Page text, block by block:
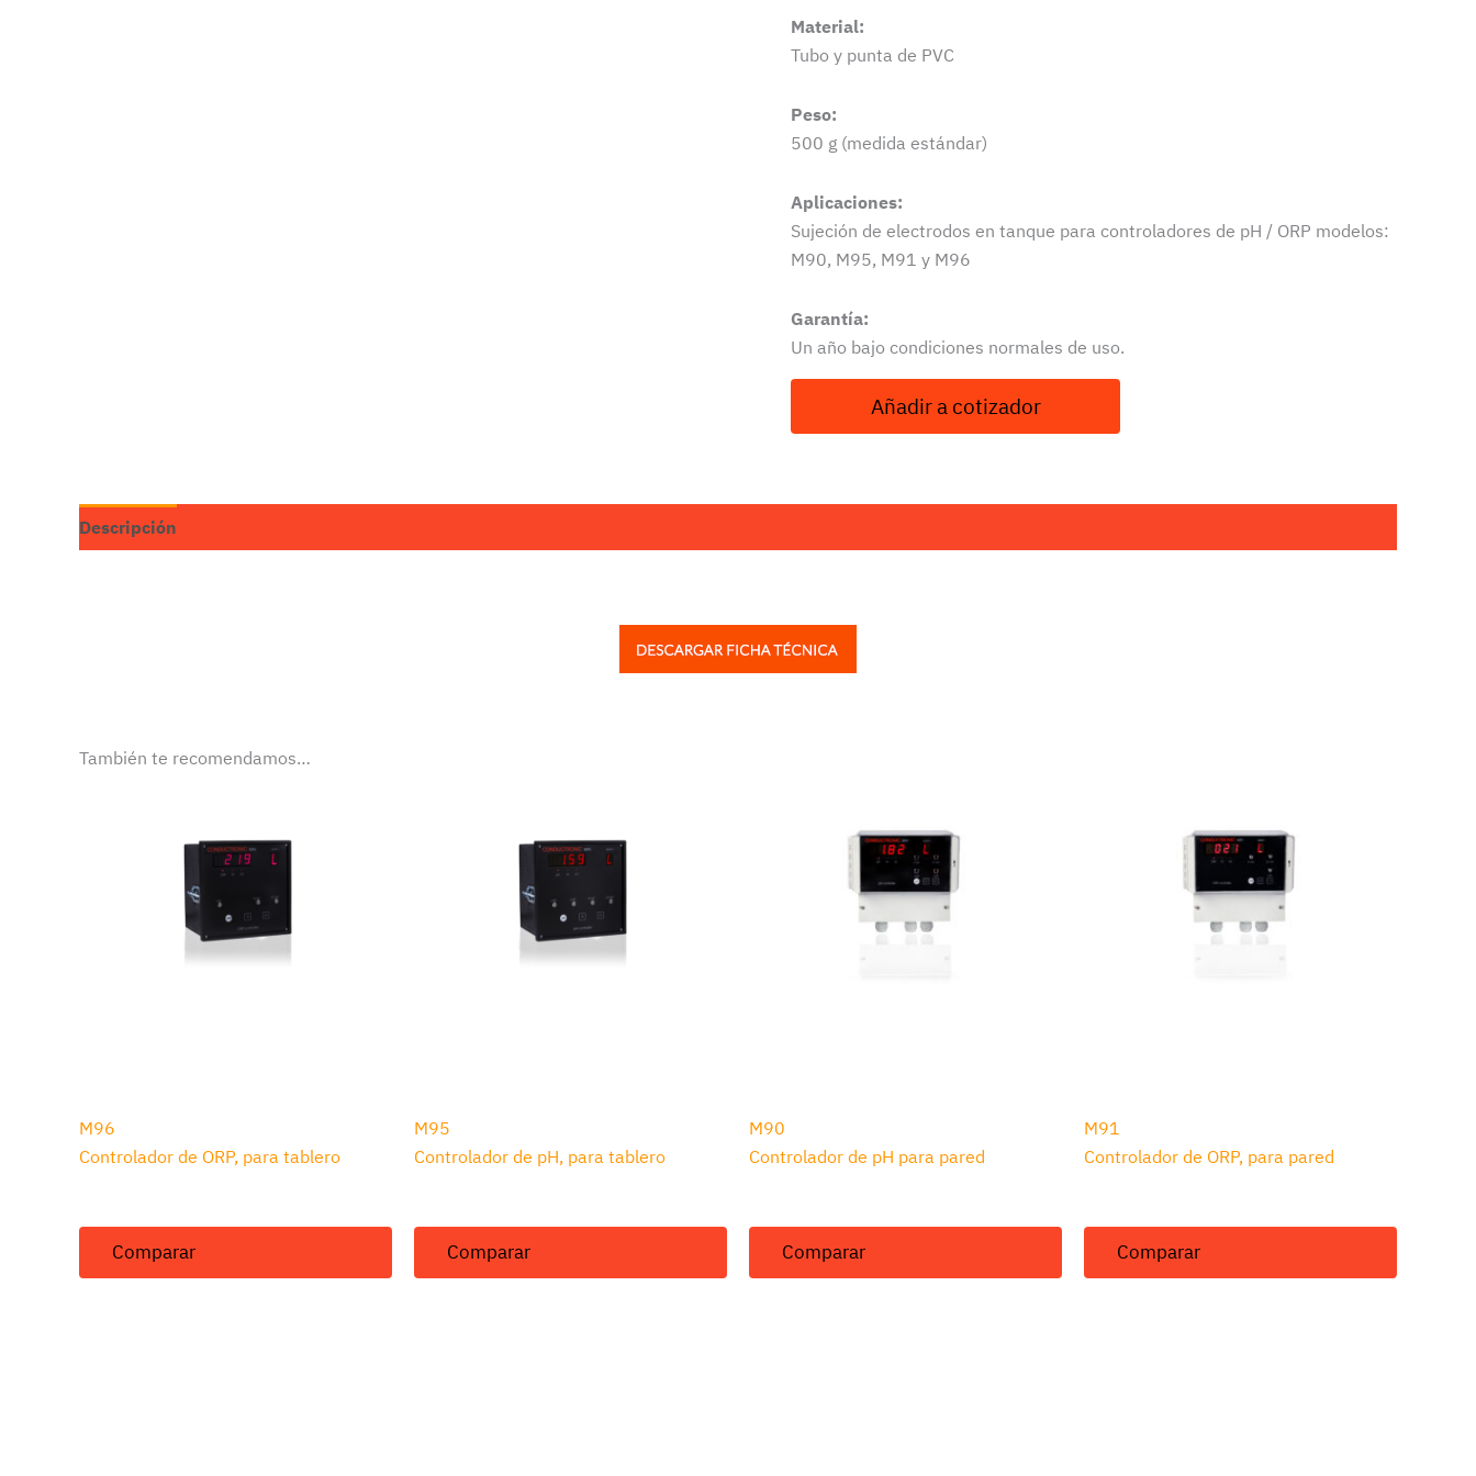
Material:
Tubo y punta de PVC
Peso:
500 g (medida estándar)
Aplicaciones:
Sujeción de electrodos en tanque para controladores de pH / ORP modelos:
M90, M95, M91 y M96
Garantía:
Un año bajo condiciones normales de uso.
Añadir a cotizador
Descripción
También te recomendamos…
M96
Controlador de ORP, para tablero
Comparar
M95
Controlador de pH, para tablero
Comparar
M90
Controlador de pH para pared
Comparar
M91
Controlador de ORP, para pared
Comparar